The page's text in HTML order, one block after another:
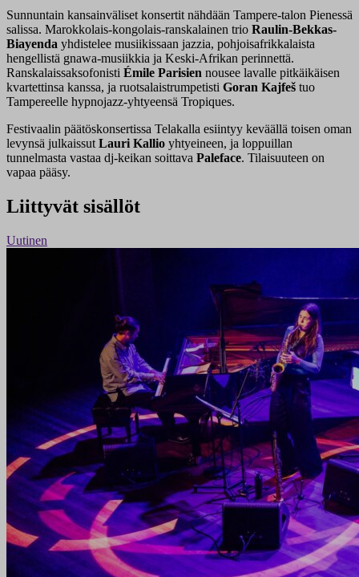
Sunnuntain kansainväliset konsertit nähdään Tampere-talon Pienessä
salissa. Marokkolais-kongolais-ranskalainen trio Raulin-Bekkas-
Biayenda yhdistelee musiikissaan jazzia, pohjoisafrikkalaista
hengellistä gnawa-musiikkia ja Keski-Afrikan perinnettä.
Ranskalaissaksofonisti Émile Parisien nousee lavalle pitkäikäisen
kvartettinsa kanssa, ja ruotsalaistrumpetisti Goran Kajfeš tuo
Tampereelle hypnojazz-yhtyeensä Tropiques.
Festivaalin päätöskonsertissa Telakalla esiintyy keväällä toisen oman
levynsä julkaissutLauri Kallio yhtyeineen, ja loppuillan
tunnelmasta vastaa dj-keikan soittava Paleface. Tilaisuuteen on
vapaa pääsy.
Liittyvät sisällöt
Uutinen